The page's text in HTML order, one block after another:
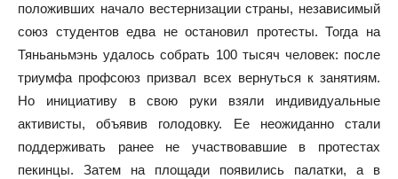
положивших начало вестернизации страны, независимый
союз студентов едва не остановил протесты. Тогда на
Тяньаньмэнь удалось собрать 100 тысяч человек: после
триумфа профсоюз призвал всех вернуться к занятиям.
Но инициативу в свою руки взяли индивидуальные
активисты, объявив голодовку. Ее неожиданно стали
поддерживать ранее не участвовавшие в протестах
пекинцы. Затем на площади появились палатки, а в